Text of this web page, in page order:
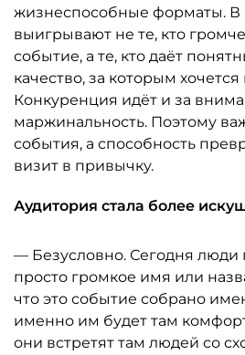
жизнеспособные форматы.
выигрывают не те, кто
событие, а те, кто даёт
качество, за которым хочется
Конкуренция идёт и за
маржинальность. Поэтому
события, а способность
визит в привычку.
Аудитория стала более
— Безусловно. Сегодня люди
просто громкое имя или
что это событие собрано
именно им будет там
они встретят там людей со